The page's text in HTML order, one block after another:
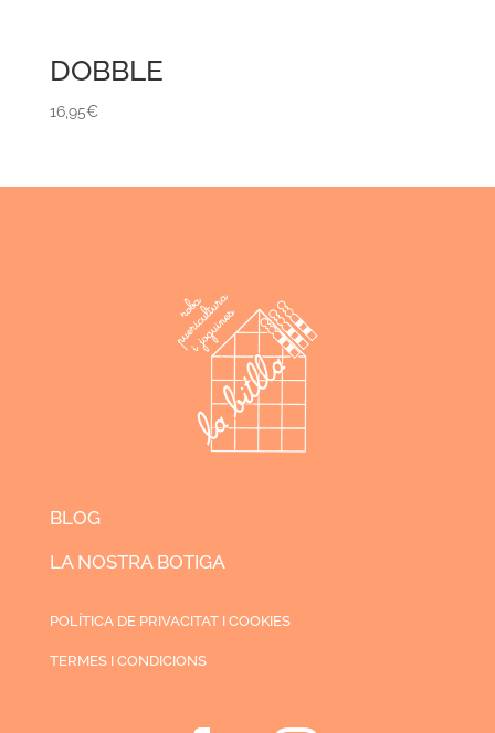
DOBBLE
16,95€
BLOG
LA NOSTRA BOTIGA
POLÍTICA DE PRIVACITAT I COOKIES
TERMES I CONDICIONS